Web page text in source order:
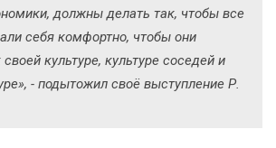
должны делать так, чтобы все
себя комфортно, чтобы они
культуре, культуре соседей и
- подытожил своё выступление Р.